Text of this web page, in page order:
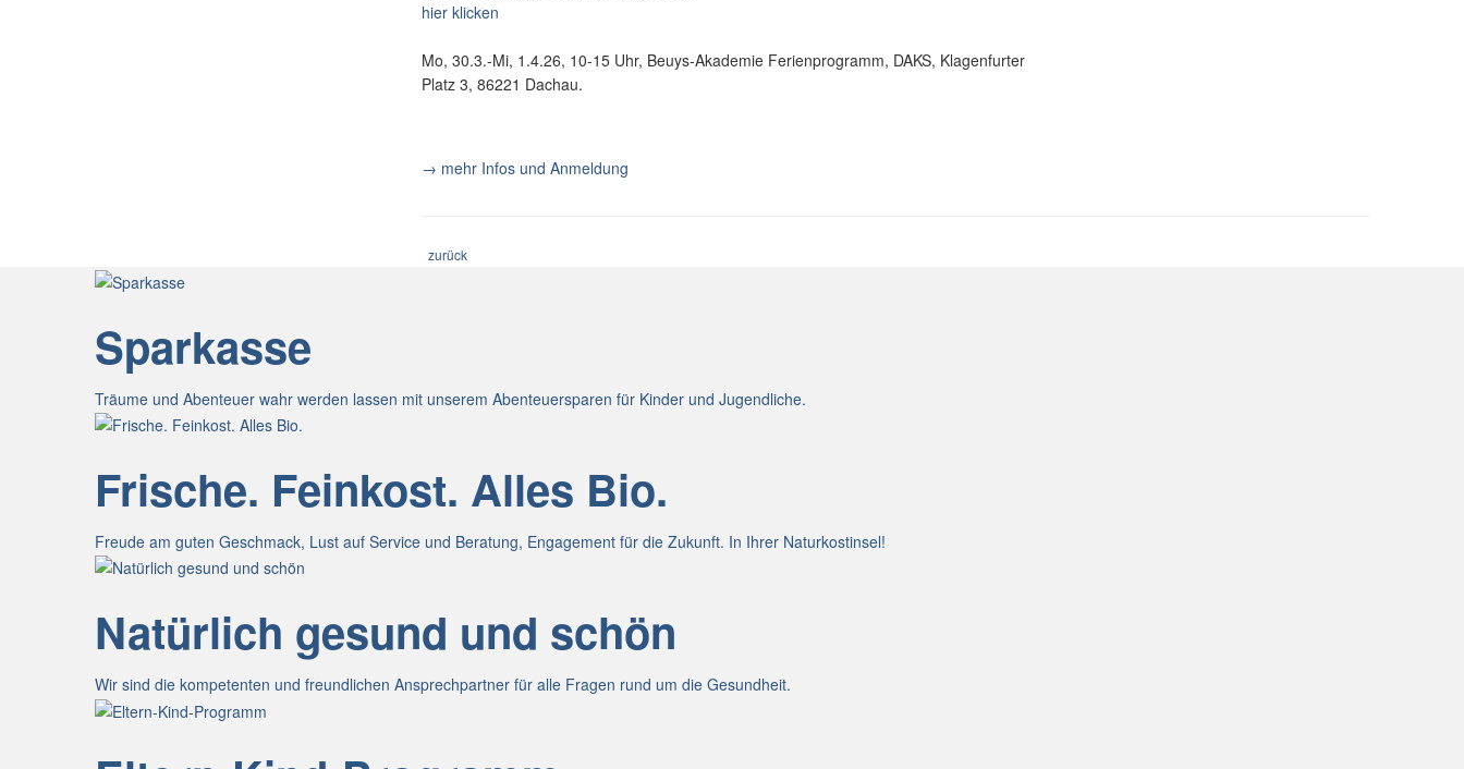
hier klicken
Mo, 30.3.-Mi, 1.4.26, 10-15 Uhr, Beuys-Akademie Ferienprogramm, DAKS, Klagenfurter
Platz 3, 86221 Dachau.
→ mehr Infos und Anmeldung
zurück
Sparkasse
Träume und Abenteuer wahr werden lassen mit unserem Abenteuersparen für Kinder und Jugendliche.
Frische. Feinkost. Alles Bio.
Freude am guten Geschmack, Lust auf Service und Beratung, Engagement für die Zukunft. In Ihrer Naturkostinsel!
Natürlich gesund und schön
Wir sind die kompetenten und freundlichen Ansprechpartner für alle Fragen rund um die Gesundheit.